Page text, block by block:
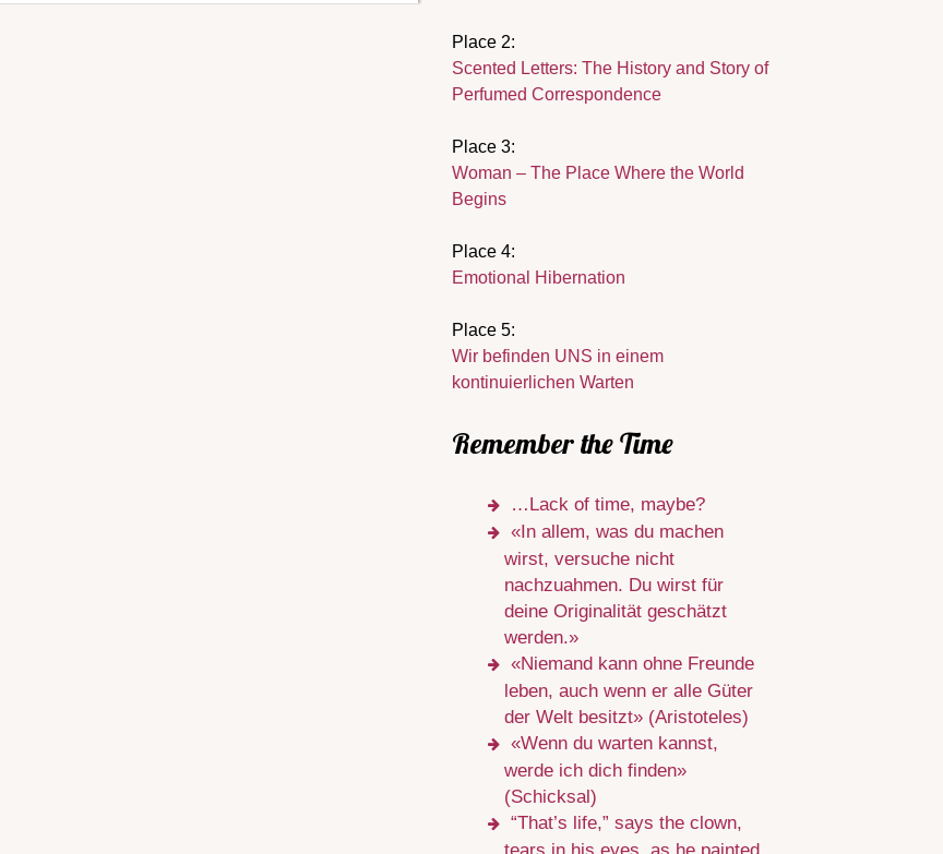
Place 2:
Scented Letters: The History and Story of
Perfumed Correspondence
Place 3:
Woman – The Place Where the World
Begins
Place 4:
Emotional Hibernation
Place 5:
Wir befinden UNS in einem
kontinuierlichen Warten
Remember the Time
…Lack of time, maybe?
«In allem, was du machen
wirst, versuche nicht
nachzuahmen. Du wirst für
deine Originalität geschätzt
werden.»
«Niemand kann ohne Freunde
leben, auch wenn er alle Güter
der Welt besitzt» (Aristoteles)
«Wenn du warten kannst,
werde ich dich finden»
(Schicksal)
“That’s life,” says the clown,